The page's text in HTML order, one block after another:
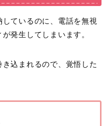
ているのに、電話を無視
発生してしまいます。
込まれるので、覚悟した